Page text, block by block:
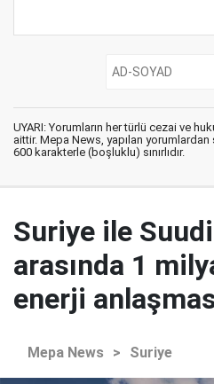
UYARI: Yorumların her türlü cezai ve
aittir. Mepa News, yapılan
600 karakterle (boşluklu) sınırlıdır.
Suriye ile
arasında 1
enerji
Mepa News > Suriye